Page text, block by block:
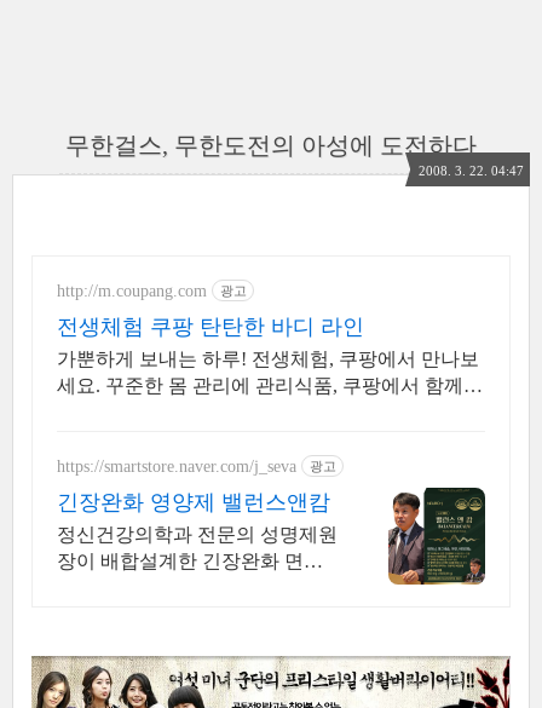
무한걸스, 무한도전의 아성에 도전하다
2008. 3. 22. 04:47
http://m.coupang.com 광고
전생체험 쿠팡 탄탄한 바디 라인
가뿐하게 보내는 하루! 전생체험, 쿠팡에서 만나보
세요. 꾸준한 몸 관리에 관리식품, 쿠팡에서 함께하
https://smartstore.naver.com/j_seva 광고
긴장완화 영양제 밸런스앤캄
정신건강의학과 전문의 성명제원
장이 배합설계한 긴장완화 면역